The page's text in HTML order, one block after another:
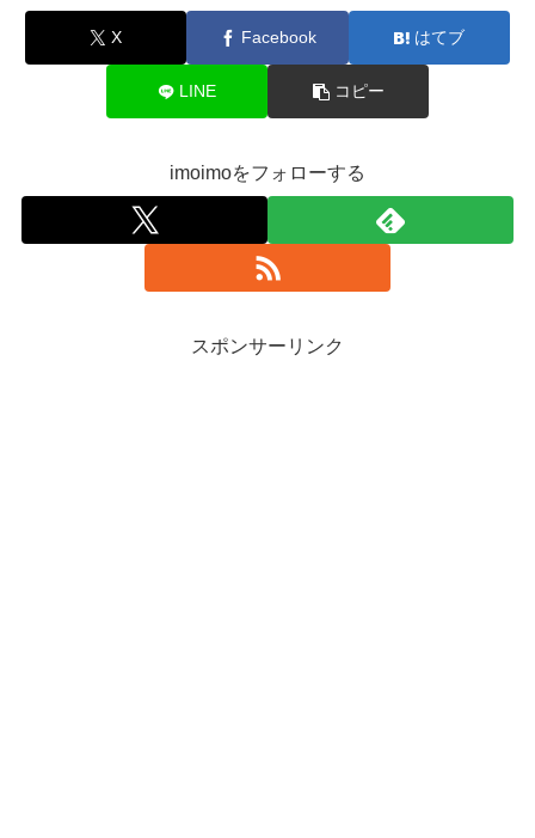
X Facebook はてブ
LINE コピー
imoimoをフォローする
スポンサーリンク